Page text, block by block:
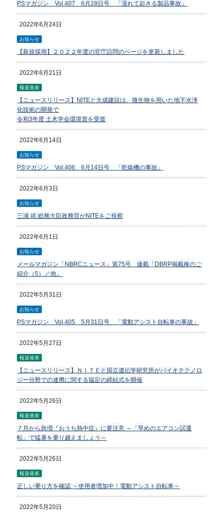
PSマガジン Vol.407 6月28日号 「濡れて起きる製品事故」
2022年6月24日
お知らせ
【新規採用】２０２２年度の官庁訪問のページを更新しました
2022年6月21日
報道発表
【ニュースリリース】NITEと大成建設は、微生物を用いた地下水浄
化技術の開発で
令和3年度 土木学会環境賞を受賞
2022年6月14日
お知らせ
PSマガジン Vol.406 6月14日号 「乾燥機の事故」
2022年6月3日
お知らせ
三浦 靖 総務大臣政務官がNITEをご視察
2022年6月1日
お知らせ
メールマガジン「NBRCニュース」第75号 連載「DBRP掲載株のご
紹介（5）／他」
2022年5月31日
お知らせ
PSマガジン Vol.405 5月31日号 「電動アシスト自転車の事故」
2022年5月27日
報道発表
【ニュースリリース】ＮＩＴＥと国立遺伝学研究所がバイオテクノロ
ジー分野での連携に関する協定の締結式を開催
2022年5月26日
報道発表
７月から急増『おうち熱中症』に要注意 ～「早めのエアコン試運
転」で猛暑を乗り越えましょう～
2022年5月26日
報道発表
正しい乗り方を確認 ～使用者増加中！電動アシスト自転車～
2022年5月20日